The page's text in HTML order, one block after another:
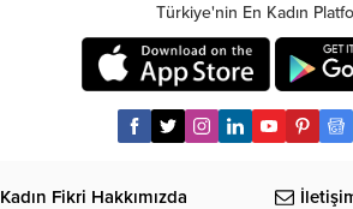
Türkiye'nin En Kadın
Kadın Fikri Hakkımızda